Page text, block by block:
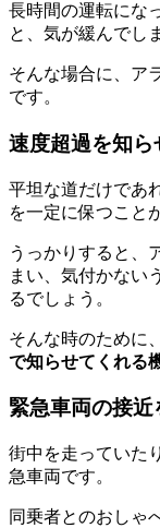
長時間の運転にな
と、気が緩んでし
そんな場合に、ア
です。
速度超過を知ら
平坦な道だけであ
を一定に保つこと
うっかりすると、
まい、気付かない
るでしょう。
そんな時のために、
で知らせてくれる
緊急車両の接
街中を走っていた
急車両です。
同乗者とのおしゃ